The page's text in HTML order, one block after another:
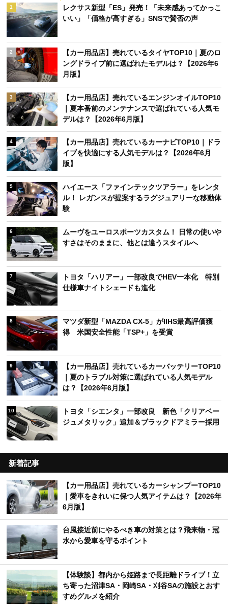
1
レクサス新型「ES」発売！「未来感あってかっこ
いい」「価格が高すぎる」SNSで賛否の声
2
【カー用品店】売れているタイヤTOP10｜夏のロ
ングドライブ前に選ばれたモデルは？【2026年6
月版】
3
【カー用品店】売れているエンジンオイルTOP10
｜夏本番前のメンテナンスで選ばれている人気モ
デルは？【2026年6月版】
4
【カー用品店】売れているカーナビTOP10｜ドラ
イブを快適にする人気モデルは？【2026年6月
版】
5
ハイエース「ファインテックツアラー」をレンタ
ル！ レガンスが提案するラグジュアリーな移動体
験
6
ムーヴをユーロスポーツカスタム！ 日常の使いや
すさはそのままに、他とは違うスタイルへ
7
トヨタ「ハリアー」一部改良でHEV一本化 特別
仕様車ナイトシェードも進化
8
マツダ新型「MAZDA CX-5」がIIHS最高評価獲
得 米国安全性能「TSP+」を受賞
9
【カー用品店】売れているカーバッテリーTOP10
｜夏のトラブル対策に選ばれている人気モデル
は？【2026年6月版】
10
トヨタ「シエンタ」一部改良 新色「クリアベー
ジュメタリック」追加＆ブラックドアミラー採用
新着記事
【カー用品店】売れているカーシャンプーTOP10
｜愛車をきれいに保つ人気アイテムは？【2026年
6月版】
台風接近前にやるべき車の対策とは？飛来物・冠
水から愛車を守るポイント
【体験談】都内から姫路まで長距離ドライブ！立
ち寄った沼津SA・岡崎SA・刈谷SAの施設とおす
すめグルメを紹介